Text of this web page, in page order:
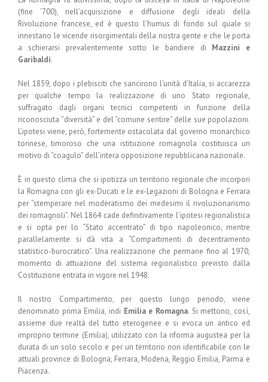
(fine ‘700), nell’acquisizione e diffusione degli ideali della
Rivoluzione francese, ed è questo l’humus di fondo sul quale si
innestano le vicende risorgimentali della nostra gente e che le porta
a schierarsi prevalentemente sotto le bandiere di Mazzini e
Garibaldi.
Nel 1859, dopo i plebisciti che sancirono l’unità d’Italia, si accarezza
per qualche tempo la realizzazione di uno Stato regionale,
suffragato dagli organi tecnici competenti in funzione della
riconosciuta “diversità” e del “comune sentire” delle sue popolazioni.
L’ipotesi viene, però, fortemente ostacolata dal governo monarchico
torinese, timoroso che una istituzione romagnola costituisca un
motivo di “coagulo” dell’intera opposizione repubblicana nazionale.
È in questo clima che si ipotizza un territorio regionale che incorpori
la Romagna con gli ex-Ducati e le ex-Legazioni di Bologna e Ferrara
per “stemperare nel moderatismo dei medesimi il rivoluzionarismo
dei romagnoli”. Nel 1864 cade definitivamente l’ipotesi regionalistica
e si opta per lo “Stato accentrato” di tipo napoleonico, mentre
parallelamente si dà vita a “Compartimenti di decentramento
statistico-burocratico”. Una realizzazione che permane fino al 1970,
momento di attuazione del sistema regionalistico previsto dalla
Costituzione entrata in vigore nel 1948.
Il nostro Compartimento, per questo lungo periodo, viene
denominato prima Emilia, indi Emilia e Romagna. Si mettono, così,
assieme due realtà del tutto eterogenee e si evoca un antico ed
improprio termine (Emilia), utilizzato con la riforma augustea per la
durata di un solo secolo e per un territorio non identificabile con le
attuali province di Bologna, Ferrara, Modena, Reggio Emilia, Parma e
Piacenza.